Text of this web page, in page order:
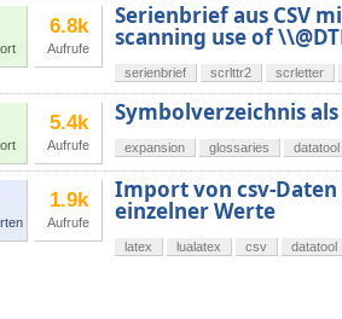
6.8k
Aufrufe
Serienbrief aus CSV
scanning use of
serienbrief scrlttr2 scrletter
5.4k
Aufrufe
Symbolverzeichnis
expansion glossaries datatool
1.9k
Aufrufe
Import von csv-
einzelner Werte
latex lualatex csv datatool